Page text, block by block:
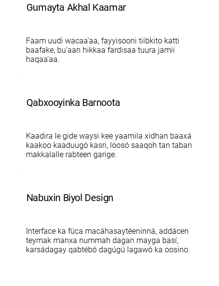
Gumayta Akhal Kaamar
Faam uudi wacaa'aa, fayyisooni tiibkito katti
baafake, bu'aan hikkaa fardisaa tuura jamii
haqaa'aa.
Qabxooyinka Barnoota
Kaadira le gide waysi kee yaamila xidhan baaxá
kaakoo kaaduugó kasri, loosó saaqoh tan taban
makkalalle rabteen garige.
Nabuxin Biyol Design
Interface ka füca macáhasaytéeninná, addácen
teymak manxa nummah dagan mayga basí,
karsádagay qabtébó dagúgú lagawó ka oosino.